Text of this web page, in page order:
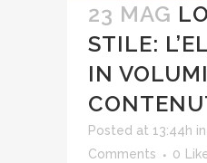
23 MAG
STILE:
IN VOLUMI
Posted at 13:44h in
Comments
0